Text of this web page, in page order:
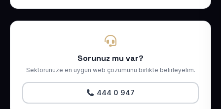
Sorunuz mu var?
Sektörünüze en uygun web çözümünü birlikte belirleyelim.
444 0 947